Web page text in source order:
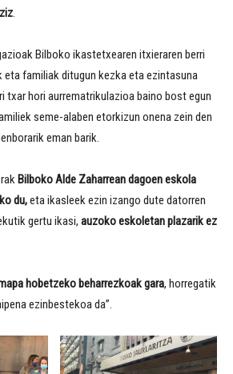
.
Bilboko ikastetxearen itxieraren berri
eta familiak ditugun kezka eta ezintasuna
txar hori aurrematrikulazioa baino bost egun
seme-alaben etorkizun onena zein den
eman barik.
Bilboko Alde Zaharrean dagoen eskola
du,eta ikasleek ezin izango dute datorren
gertu ikasi, auzoko eskoletan plazarik ez
hobetzeko beharrezkoak gara, horregatik
ezinbestekoa da”.